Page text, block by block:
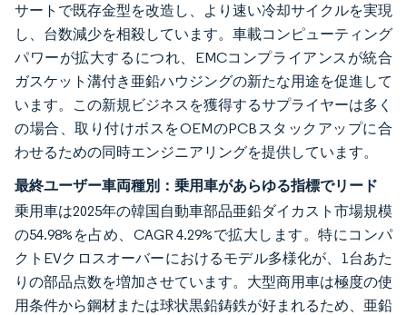
サートで既存金型を改造し、より速い冷却サイクルを実現
し、台数減少を相殺しています。車載コンピューティング
パワーが拡大するにつれ、EMCコンプライアンスが統合
ガスケット溝付き亜鉛ハウジングの新たな用途を促進して
います。この新規ビジネスを獲得するサプライヤーは多く
の場合、取り付けボスをOEMのPCBスタックアップに合
わせるための同時エンジニアリングを提供しています。
最終ユーザー車両種別：乗用車があらゆる指標でリード
乗用車は2025年の韓国自動車部品亜鉛ダイカスト市場規模
の54.98%を占め、CAGR 4.29%で拡大します。特にコンパ
クトEVクロスオーバーにおけるモデル多様化が、1台あた
りの部品点数を増加させています。大型商用車は極度の使
用条件から鋼材または球状黒鉛鋳鉄が好まれるため、亜鉛